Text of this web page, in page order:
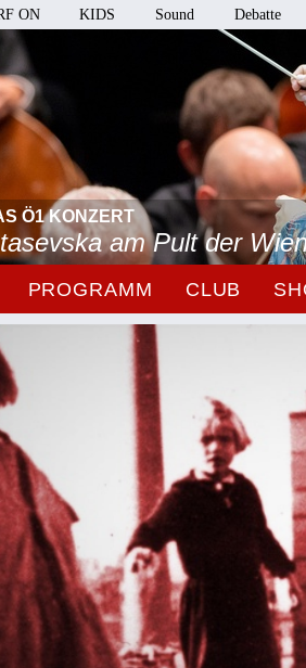
ON KIDS Sound Debatte
Ö1 KONZERT
am Pult der
PROGRAMM CLUB